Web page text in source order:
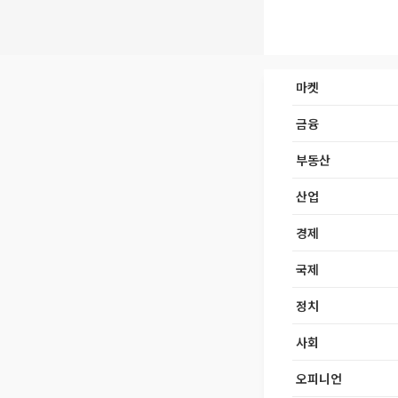
마켓
금융
부동산
산업
경제
국제
정치
사회
오피니언